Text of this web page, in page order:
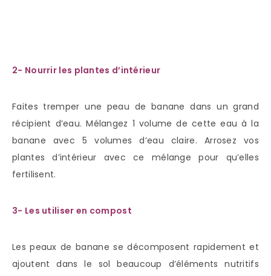
2- Nourrir les plantes d’intérieur
Faites tremper une peau de banane dans un grand
récipient d’eau. Mélangez 1 volume de cette eau à la
banane avec 5 volumes d’eau claire. Arrosez vos
plantes d’intérieur avec ce mélange pour qu’elles
fertilisent.
3- Les utiliser en compost
Les peaux de banane se décomposent rapidement et
ajoutent dans le sol beaucoup d’éléments nutritifs